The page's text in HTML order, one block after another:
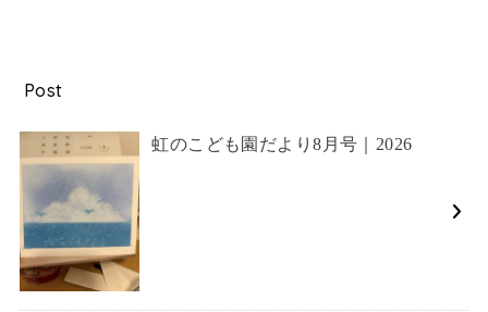
Post
虹のこども園だより8月号｜2026